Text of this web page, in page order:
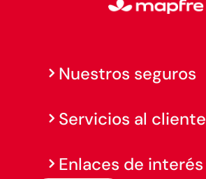
Nuestros seguros
Servicios al cliente
Enlaces de interés